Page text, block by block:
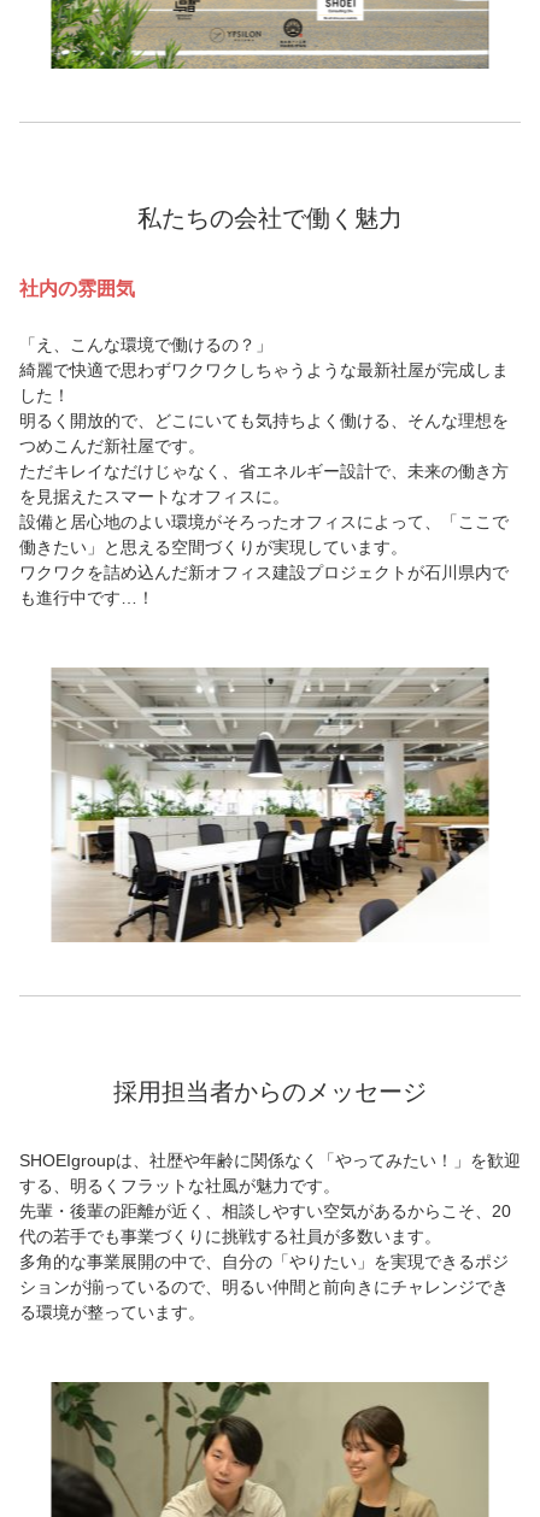
私たちの会社で働く魅力
社内の雰囲気
「え、こんな環境で働けるの？」
綺麗で快適で思わずワクワクしちゃうような最新社屋が完成しま
した！
明るく開放的で、どこにいても気持ちよく働ける、そんな理想を
つめこんだ新社屋です。
ただキレイなだけじゃなく、省エネルギー設計で、未来の働き方
を見据えたスマートなオフィスに。
設備と居心地のよい環境がそろったオフィスによって、「ここで
働きたい」と思える空間づくりが実現しています。
ワクワクを詰め込んだ新オフィス建設プロジェクトが石川県内で
も進行中です…！
採用担当者からのメッセージ
SHOEIgroupは、社歴や年齢に関係なく「やってみたい！」を歓迎
する、明るくフラットな社風が魅力です。
先輩・後輩の距離が近く、相談しやすい空気があるからこそ、20
代の若手でも事業づくりに挑戦する社員が多数います。
多角的な事業展開の中で、自分の「やりたい」を実現できるポジ
ションが揃っているので、明るい仲間と前向きにチャレンジでき
る環境が整っています。